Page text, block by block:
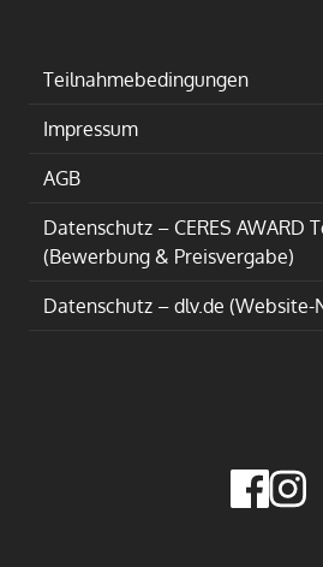
Teilnahmebedingungen
Impressum
AGB
Datenschutz – CERES AWARD
(Bewerbung & Preisvergabe)
Datenschutz – dlv.de (Website-